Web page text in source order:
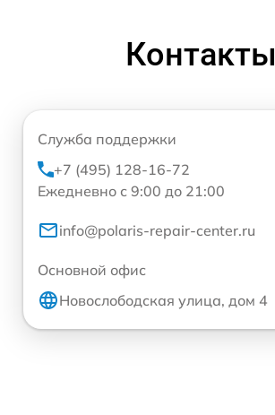
Контакты
Служба поддержки
+7 (495) 128-16-72
Ежедневно с 9:00 до 21:00
info@polaris-repair-center.ru
Основной офис
Новослободская улица, дом 4